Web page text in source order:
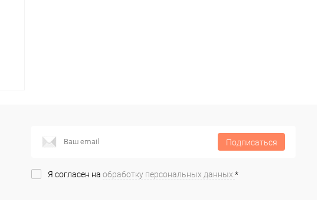
Подписаться
Я согласен на обработку персональных данных. *